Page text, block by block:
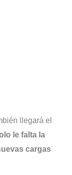
llegará el
le falta la
cargas